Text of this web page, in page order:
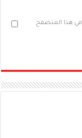
في هذا المتصفح